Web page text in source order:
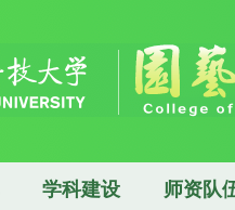
学科建设 师资队